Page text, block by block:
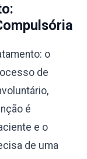
o
de
é
e o
de uma